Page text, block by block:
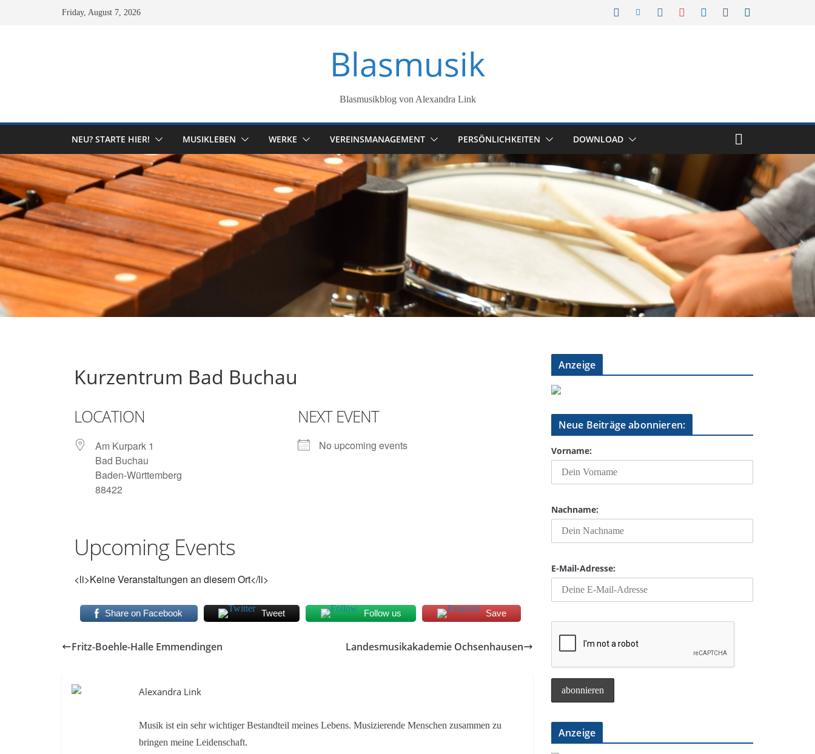
Friday, August 7, 2026
Blasmusik
Blasmusikblog von Alexandra Link
NEU? STARTE HIER! MUSIKLEBEN WERKE VEREINSMANAGEMENT PERSÖNLICHKEITEN DOWNLOAD
Kurzentrum Bad Buchau
LOCATION
Am Kurpark 1
Bad Buchau
Baden-Württemberg
88422
NEXT EVENT
No upcoming events
Upcoming Events
<li>Keine Veranstaltungen an diesem Ort</li>
Share on Facebook Tweet Follow us Save
Fritz-Boehle-Halle Emmendingen Landesmusikakademie Ochsenhausen
Alexandra Link
Musik ist ein sehr wichtiger Bestandteil meines Lebens. Musizierende Menschen zusammen zu
bringen meine Leidenschaft.
Anzeige
Neue Beiträge abonnieren:
Vorname:
Nachname:
E-Mail-Adresse:
Anzeige